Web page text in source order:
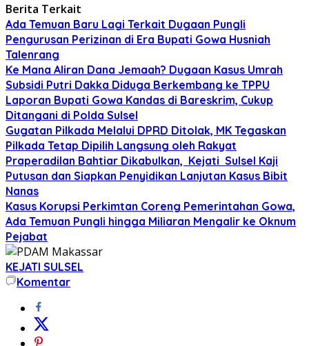
Berita Terkait
Ada Temuan Baru Lagi Terkait Dugaan Pungli
Pengurusan Perizinan di Era Bupati Gowa Husniah
Talenrang
Ke Mana Aliran Dana Jemaah? Dugaan Kasus Umrah
Subsidi Putri Dakka Diduga Berkembang ke TPPU
Laporan Bupati Gowa Kandas di Bareskrim, Cukup
Ditangani di Polda Sulsel
Gugatan Pilkada Melalui DPRD Ditolak, MK Tegaskan
Pilkada Tetap Dipilih Langsung oleh Rakyat
Praperadilan Bahtiar Dikabulkan, Kejati Sulsel Kaji
Putusan dan Siapkan Penyidikan Lanjutan Kasus Bibit
Nanas
Kasus Korupsi Perkimtan Coreng Pemerintahan Gowa,
Ada Temuan Pungli hingga Miliaran Mengalir ke Oknum
Pejabat
KEJATI SULSEL
Komentar